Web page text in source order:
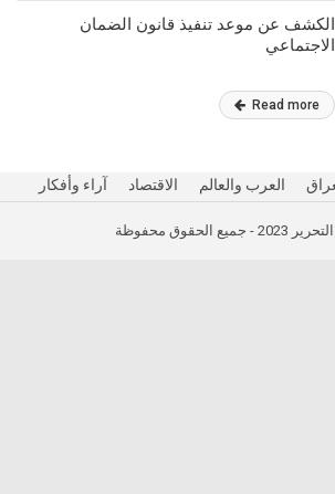
الكشف عن موعد تنفيذ قانون الضمان
الاجتماعي
Read more
العرب والعالم الاقتصاد آراء وأفكار
الحقوق محفوظة